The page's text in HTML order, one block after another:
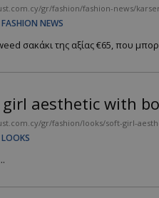
gr/fashion/fashion-news/
FASHION NEWS
σακάκι της αξίας €65, που
aesthetic with
gr/fashion/looks/soft-girl-
LOOKS